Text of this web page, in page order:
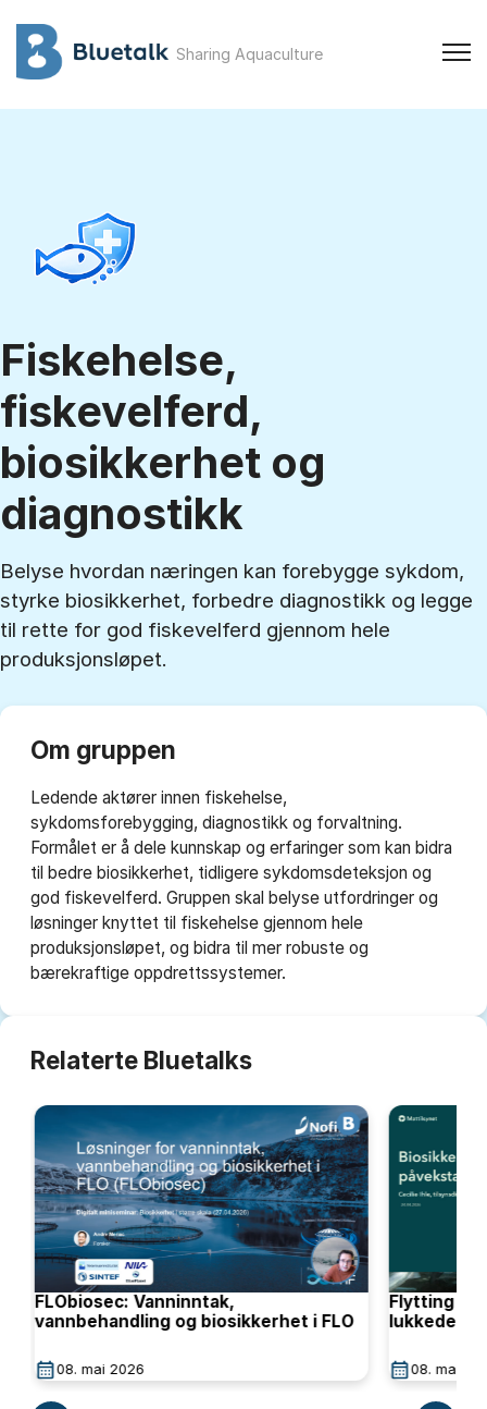
Sharing Aquaculture
Fiskehelse,
fiskevelferd,
biosikkerhet og
diagnostikk
Belyse hvordan næringen kan forebygge sykdom,
styrke biosikkerhet, forbedre diagnostikk og legge
til rette for god fiskevelferd gjennom hele
produksjonsløpet.
Om gruppen
Ledende aktører innen fiskehelse,
sykdomsforebygging, diagnostikk og forvaltning.
Formålet er å dele kunnskap og erfaringer som kan bidra
til bedre biosikkerhet, tidligere sykdomsdeteksjon og
god fiskevelferd. Gruppen skal belyse utfordringer og
løsninger knyttet til fiskehelse gjennom hele
produksjonsløpet, og bidra til mer robuste og
bærekraftige oppdrettssystemer.
Relaterte Bluetalks
FLObiosec: Vanninntak,
vannbehandling og biosikkerhet i FLO
08. mai 2026
Flytting
lukkede
08. mai